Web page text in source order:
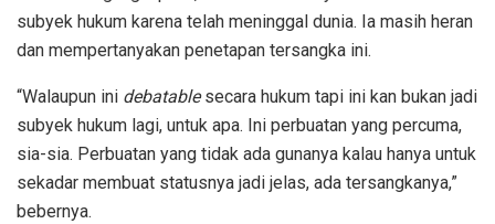
subyek hukum karena telah meninggal dunia. Ia masih heran
dan mempertanyakan penetapan tersangka ini.
“Walaupun ini debatablesecara hukum tapi ini kan bukan jadi
subyek hukum lagi, untuk apa. Ini perbuatan yang percuma,
sia-sia. Perbuatan yang tidak ada gunanya kalau hanya untuk
sekadar membuat statusnya jadi jelas, ada tersangkanya,”
bebernya.